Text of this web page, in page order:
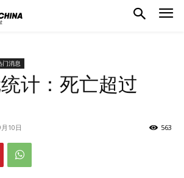
门消息
计：死亡超过
10日 563